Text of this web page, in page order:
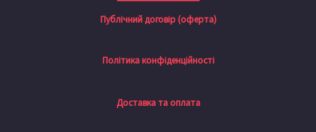
Публічний договір (оферта)
Політика конфіденційності
Доставка та оплата